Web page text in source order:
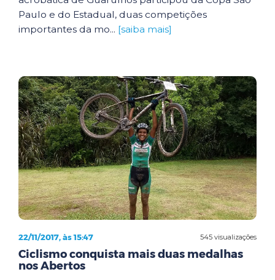
Paulo e do Estadual, duas competições
importantes da mo... [saiba mais]
545 visualizações
22/11/2017, às 15:47
Ciclismo conquista mais duas medalhas
nos Abertos